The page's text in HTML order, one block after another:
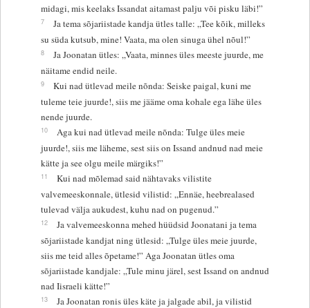
midagi, mis keelaks Issandat aitamast palju või pisku läbi!”
7
Ja tema sõjariistade kandja ütles talle: „Tee kõik, milleks
su süda kutsub, mine! Vaata, ma olen sinuga ühel nõul!”
8
Ja Joonatan ütles: „Vaata, minnes üles meeste juurde, me
näitame endid neile.
9
Kui nad ütlevad meile nõnda: Seiske paigal, kuni me
tuleme teie juurde!, siis me jääme oma kohale ega lähe üles
nende juurde.
10
Aga kui nad ütlevad meile nõnda: Tulge üles meie
juurde!, siis me läheme, sest siis on Issand andnud nad meie
kätte ja see olgu meile märgiks!”
11
Kui nad mõlemad said nähtavaks vilistite
valvemeeskonnale, ütlesid vilistid: „Ennäe, heebrealased
tulevad välja aukudest, kuhu nad on pugenud.”
12
Ja valvemeeskonna mehed hüüdsid Joonatani ja tema
sõjariistade kandjat ning ütlesid: „Tulge üles meie juurde,
siis me teid alles õpetame!” Aga Joonatan ütles oma
sõjariistade kandjale: „Tule minu järel, sest Issand on andnud
nad Iisraeli kätte!”
13
Ja Joonatan ronis üles käte ja jalgade abil, ja vilistid